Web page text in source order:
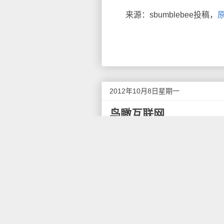
来源：sbumblebee投稿，
2012年10月8日星期一
鸟瞰互联网